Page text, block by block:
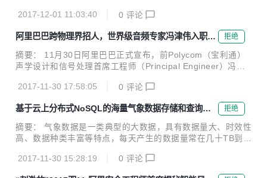
特性，“创业节”专设10月27日到31日的预热期，用户可以在此
亿，2020年末达到5亿，2025年末中国IPv6规模要达到世界
第一。 近日，中办国办印发《推进互联网协议第六版（IPv
6）规模部署行动计划》，加快推进基于IPv6的下一代互联网
规模部署，计划指出到2018年末国内IPv6活跃用户数要达到2
亿，2020年末达到5亿，2025年末中国IPv6规模要达到世界
第一。 阿里云宣布，为了建立下一代互联网自主技术体系和产
业生态，进一步实现下一代互联网在经济社会各领域深度融合
2017-12-01 11:03:40 0 评论
阿里巴巴跨物理界招人，世界级音频专家冯津伟入职人
工智能团队iDST
拒绝
摘要： 11月30日阿里巴巴正式宣布，前Polycom（宝利通）
声学设计和信号处理首席工程师（Principal Engineer）冯津
员，将负责语音交互设备端的声学设计和信号处理研究工作。
阿里巴巴iDST智能语音交互团队研究员 冯津伟 11月30日阿里
巴巴正式宣布，前Polycom（宝利通）声学设计和信号处理首
席工程师（Principal Engineer）冯津伟入职人工智能核心团
队iDST，担任智能语音交互团队研究员，将负责语音交互设备
职后，iDST迎来的又一位大牛级人物。 冯...
2017-11-30 17:58:05 0 评论
基于云上分布式NoSQL的海量气象数据存储和查询方
案
拒绝
摘要： 气象数据是一类典型的大数据，具有数据量大、时效性
高、数据种类丰富等特点，每天产生的数据量常在几十TB到上
象数据越来越成为一个难题，本文针对气象领域中海量模式数
据的存储和查询问题，分别介绍了传统方案和采用表格存储(T
2017-11-30 15:28:19 0 评论